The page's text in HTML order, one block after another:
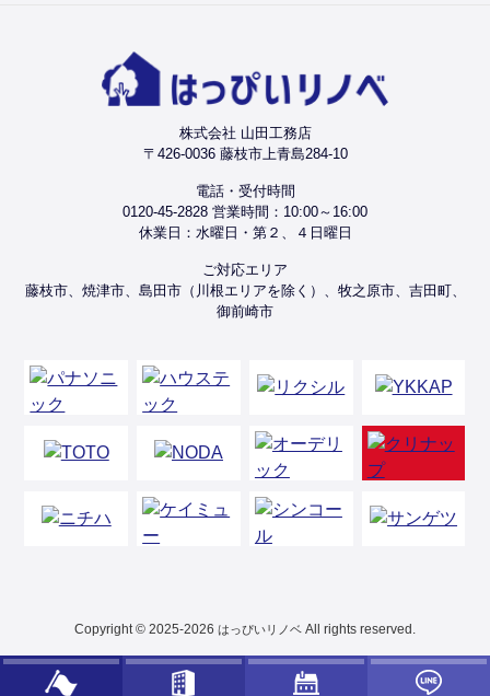
株式会社 山田工務店
〒426-0036 藤枝市上青島284-10
電話・受付時間
0120-45-2828 営業時間：10:00～16:00
休業日：水曜日・第２、４日曜日
ご対応エリア
藤枝市、焼津市、島田市（川根エリアを除く）、牧之原市、吉田町、
御前崎市
Copyright © 2025-2026 はっぴいリノベ All rights reserved.